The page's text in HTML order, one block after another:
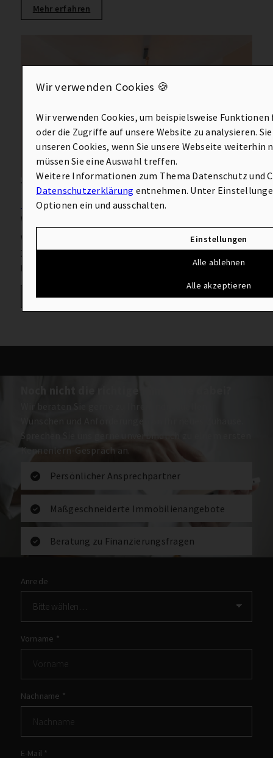
Mehr erfahren
72202 Nagold
Wohnung zu mieten
Wohnfläche: ca. 62 m²
Zimmer: 2.5
Kaltmiete: 660 €
Mehr erfahren
Sprechen Sie uns gerne unverbindlich zu einem ersten
Kennenlern-Gespräch an.
Persönlicher Ansprechpartner
Maßgeschneiderte Immobilienangebote
Beratung zu Finanzierungsfragen
Anrede
Vorname *
Nachname *
E-Mail *
Wir verwenden Cookies 🍪
Wir verwenden Cookies, um beispielsweise
oder die Zugriffe auf unsere Website zu analysieren.
unseren Cookies, wenn Sie unsere Webseite
müssen Sie eine Auswahl treffen.
Weitere Informationen zum Thema Datenschutz und
Datenschutzerklärung entnehmen. Unter
Optionen ein und ausschalten.
Einstellungen
Alle ablehnen
Alle akzeptieren